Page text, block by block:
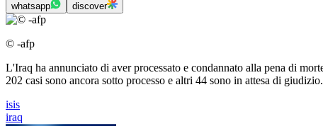
whatsapp discover
© -afp
L'Iraq ha annunciato di aver processato e condannato alla pena di
202 casi sono ancora sotto processo e altri 44 sono in attesa di
isis
iraq